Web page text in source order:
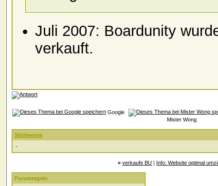
Juli 2007: Boardunity
verkauft.
Google
Mister Wong
Stichworte
-
« verkaufe BU | Info: Website optimal
Forumregeln